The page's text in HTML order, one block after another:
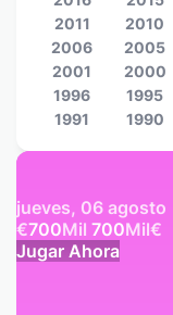
jueves, 06 agosto
€700Mil 700Mil€
Jugar Ahora
2011
2010
2006
2005
2001
2000
1996
1995
1991
1990